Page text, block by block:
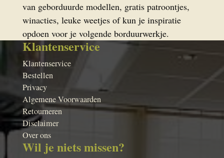
van geborduurde modellen, gratis patroontjes,
winacties, leuke weetjes of kun je inspiratie
opdoen voor je volgende borduurwerkje.
Klantenservice
Klantenservice
Bestellen
Privacy
Algemene Voorwaarden
Retourneren
Disclaimer
Over ons
Wil je niets missen?